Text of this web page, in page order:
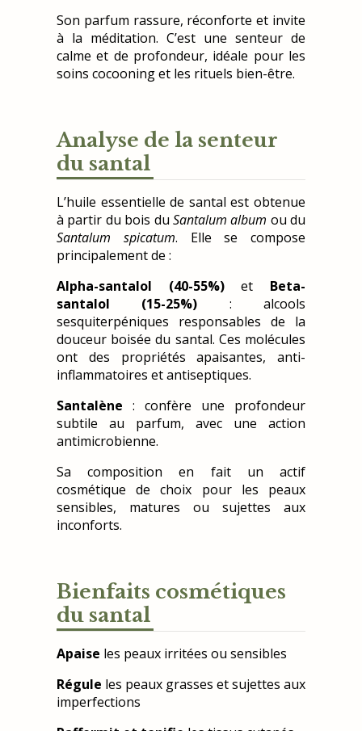
Son parfum rassure, réconforte et invite
à la méditation. C’est une senteur de
calme et de profondeur, idéale pour les
soins cocooning et les rituels bien-être.
Analyse de la senteur
du santal
L’huile essentielle de santal est obtenue
à partir du bois du Santalum album ou du
Santalum spicatum. Elle se compose
principalement de :
Alpha-santalol (40-55%)et Beta-
santalol (15-25%) : alcools
sesquiterpéniques responsables de la
douceur boisée du santal. Ces molécules
ont des propriétés apaisantes, anti-
inflammatoires et antiseptiques.
Santalène : confère une profondeur
subtile au parfum, avec une action
antimicrobienne.
Sa composition en fait un actif
cosmétique de choix pour les peaux
sensibles, matures ou sujettes aux
inconforts.
Bienfaits cosmétiques
du santal
Apaise les peaux irritées ou sensibles
Régule les peaux grasses et sujettes aux
imperfections